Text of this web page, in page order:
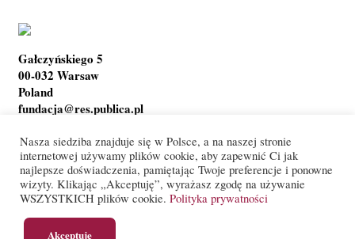
Gałczyńskiego 5
00-032 Warsaw
Poland
fundacja@res.publica.pl
© Res Publica Foundation
Polityka prywatności Warunki korzystania
Nasza siedziba znajduje się w Polsce, a na naszej stronie
internetowej używamy plików cookie, aby zapewnić Ci jak
najlepsze doświadczenia, pamiętając Twoje preferencje i ponowne
wizyty. Klikając „Akceptuję”, wyrażasz zgodę na używanie
WSZYSTKICH plików cookie. Polityka prywatności
Akceptuję